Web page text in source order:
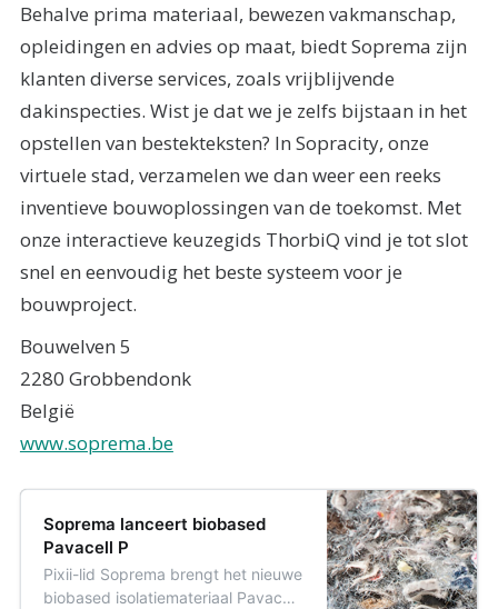
Behalve prima materiaal, bewezen vakmanschap,
opleidingen en advies op maat, biedt Soprema zijn
klanten diverse services, zoals vrijblijvende
dakinspecties. Wist je dat we je zelfs bijstaan in het
opstellen van bestekteksten? In Sopracity, onze
virtuele stad, verzamelen we dan weer een reeks
inventieve bouwoplossingen van de toekomst. Met
onze interactieve keuzegids ThorbiQ vind je tot slot
snel en eenvoudig het beste systeem voor je
bouwproject.
Bouwelven 5
2280 Grobbendonk
België
www.soprema.be
Soprema lanceert biobased
Pavacell P
Pixii-lid Soprema brengt het nieuwe
biobased isolatiemateriaal Pavacell